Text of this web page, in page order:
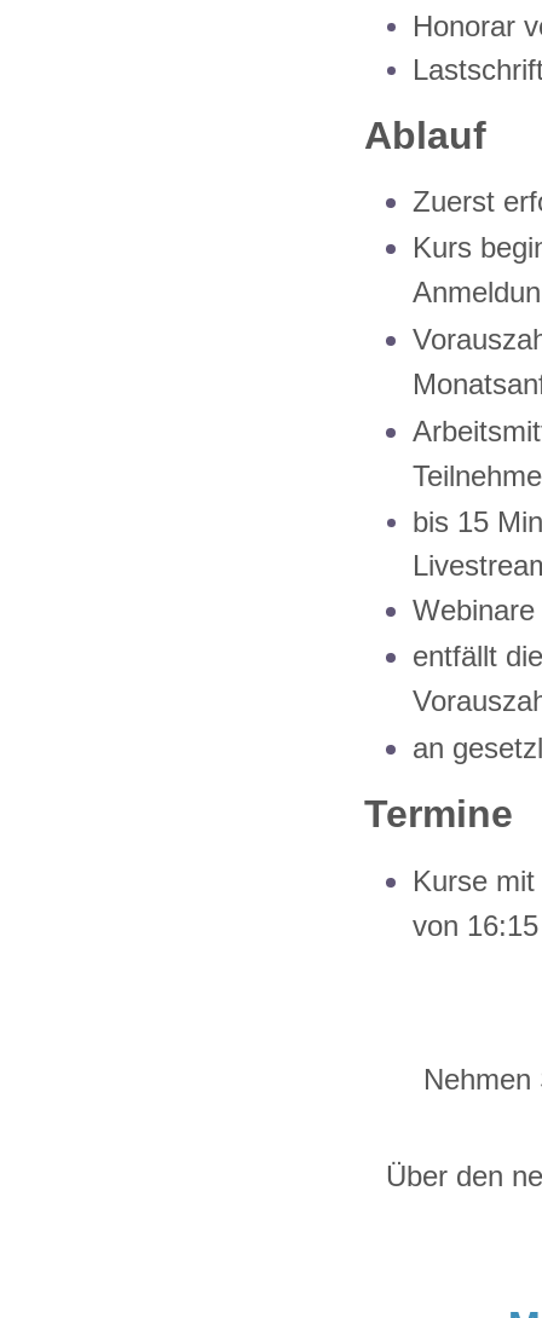
Honorar
Ablauf
Zuerst
Kurs
bis 15
entfällt
an
Termine
Kurse
von
Nehmen
Über den